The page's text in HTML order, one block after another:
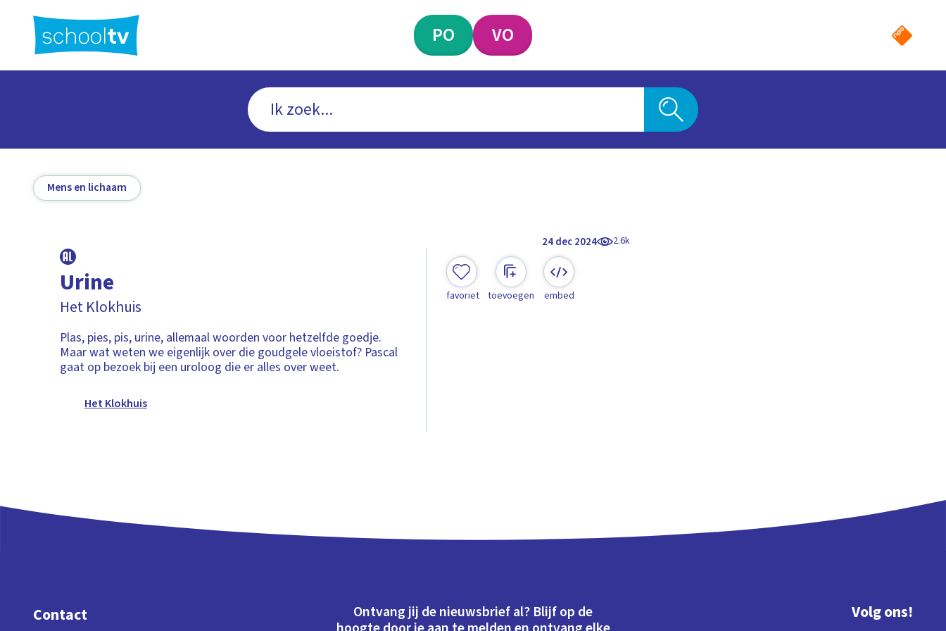
hoofdinhoud
PO VO
Mens en lichaam
24 dec 2024 2.6k
Urine
Het Klokhuis
Plas, pies, pis, urine, allemaal woorden voor hetzelfde goedje.
Maar wat weten we eigenlijk over die goudgele vloeistof? Pascal
gaat op bezoek bij een uroloog die er alles over weet.
Het Klokhuis
favoriet toevoegen embed
Contact
Ontvang jij de nieuwsbrief al? Blijf op de
Volg ons!